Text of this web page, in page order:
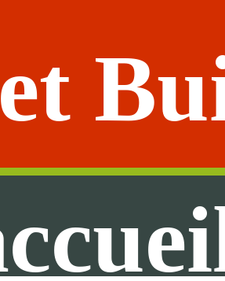
et